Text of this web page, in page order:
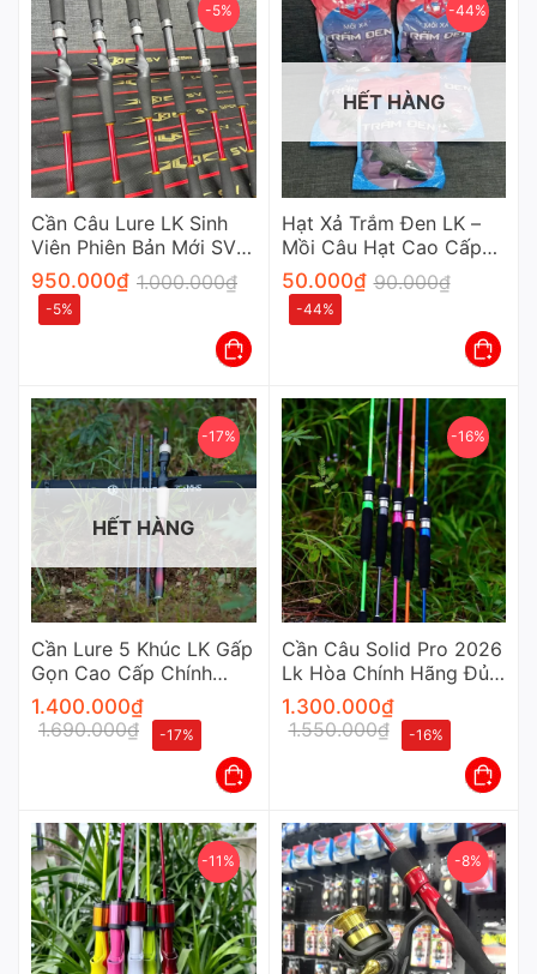
-5%
Cần Câu Lure LK Sinh
Viên Phiên Bản Mới SV
Carbon Xoắn Khoen Fuji
950.000₫ 1.000.000₫
-5%
-44%
HẾT HÀNG
Hạt Xả Trắm Đen LK –
Mồi Câu Hạt Cao Cấp
Chuyên Dụng Cho Cần
Thủ
50.000₫ 90.000₫
-44%
-17%
HẾT HÀNG
Cần Lure 5 Khúc LK Gấp
Gọn Cao Cấp Chính
Hãng
1.400.000₫
1.690.000₫ -17%
-16%
Cần Câu Solid Pro 2026
Lk Hòa Chính Hãng Đủ
Màu Cao Cấp
1.300.000₫
1.550.000₫ -16%
-11% -8%